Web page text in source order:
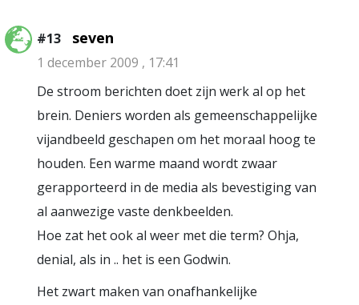
#13 seven
1 december 2009 , 17:41
De stroom berichten doet zijn werk al op het
brein. Deniers worden als gemeenschappelijke
vijandbeeld geschapen om het moraal hoog te
houden. Een warme maand wordt zwaar
gerapporteerd in de media als bevestiging van
al aanwezige vaste denkbeelden.
Hoe zat het ook al weer met die term? Ohja,
denial, als in .. het is een Godwin.
Het zwart maken van onafhankelijke